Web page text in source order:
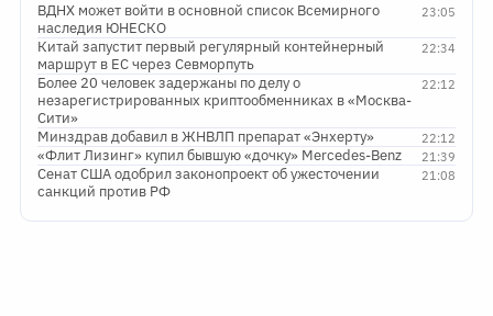
23:05
ВДНХ может войти в основной список Всемирного
наследия ЮНЕСКО
22:34
Китай запустит первый регулярный контейнерный
маршрут в ЕС через Севморпуть
22:12
Более 20 человек задержаны по делу о
незарегистрированных криптообменниках в «Москва-
Сити»
22:12
Минздрав добавил в ЖНВЛП препарат «Энхерту»
21:39
«Флит Лизинг» купил бывшую «дочку» Mercedes-Benz
21:08
Сенат США одобрил законопроект об ужесточении
санкций против РФ